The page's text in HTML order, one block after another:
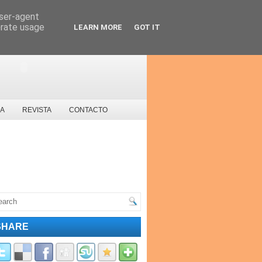
REVISTA CONTACTO
agent
usage
LEARN MORE GOT IT